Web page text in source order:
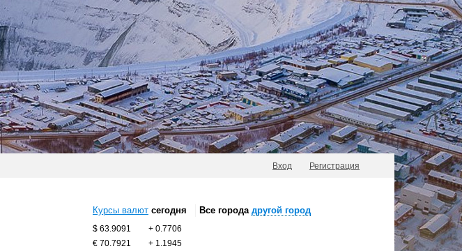
Вход Регистрация
Все города другой город
Курсы валют сегодня
$ 63.9091 + 0.7706
€ 70.7921
+ 1.1945